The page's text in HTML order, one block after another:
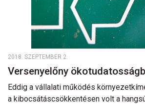
2018. SZEPTEMBER 2.
Versenyelőny
Eddig a vállalati működés
a kibocsátáscsökkentésen volt a